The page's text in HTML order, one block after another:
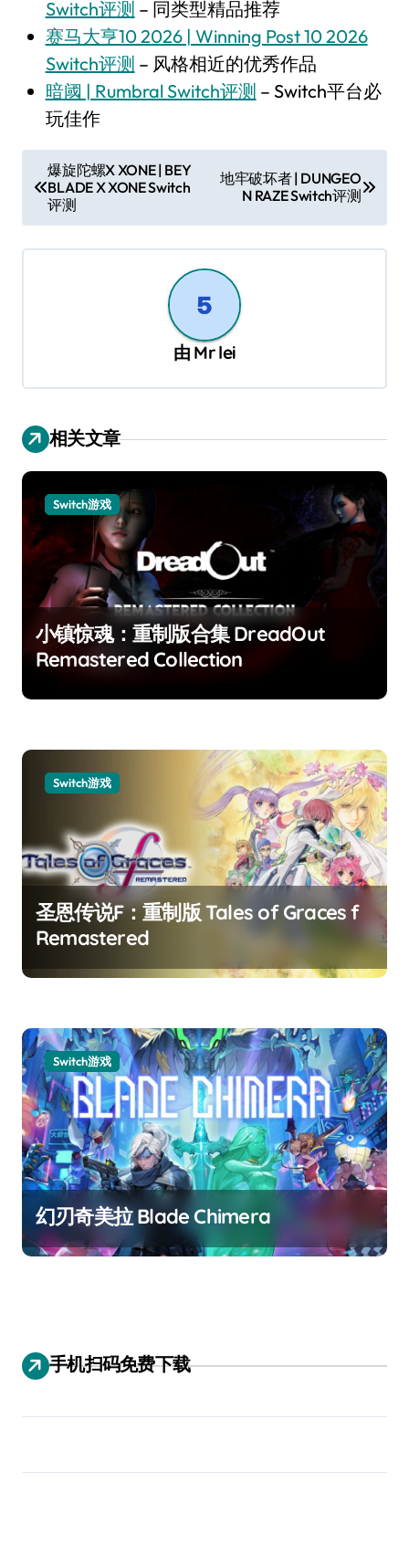
Switch评测 – 同类型精品推荐
赛马大亨10 2026 | Winning Post 10 2026
Switch评测 – 风格相近的优秀作品
暗阈 | Rumbral Switch评测 – Switch平台必
玩佳作
章
导
航
爆旋陀螺X XONE | BEY
BLADE X XONE Switch
评测
地牢破坏者 | DUNGEO
N RAZE Switch评测
由 Mr lei
相关文章
Switch游戏
小镇惊魂：重制版合集 DreadOut
Remastered Collection
Switch游戏
圣恩传说F：重制版 Tales of Graces f
Remastered
Switch游戏
幻刃奇美拉 Blade Chimera
手机扫码免费下载